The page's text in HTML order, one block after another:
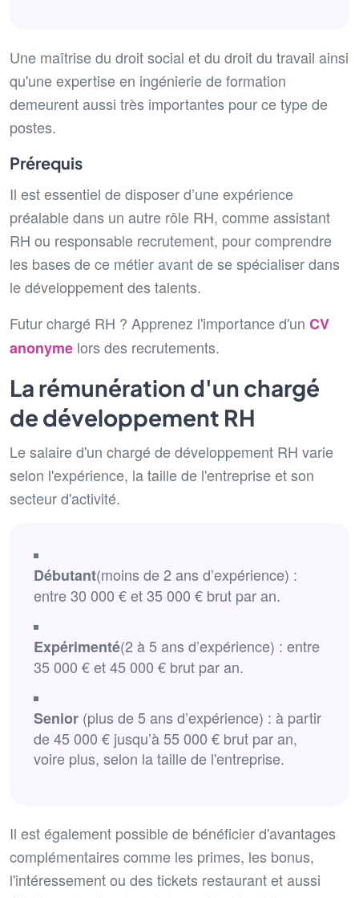
Une maîtrise du droit social et du droit du travail ainsi
qu'une expertise en ingénierie de formation
demeurent aussi très importantes pour ce type de
postes.
Prérequis
Il est essentiel de disposer d’une expérience
préalable dans un autre rôle RH, comme assistant
RH ou responsable recrutement, pour comprendre
les bases de ce métier avant de se spécialiser dans
le développement des talents.
Futur chargé RH ? Apprenez l'importance d'un CV
anonyme lors des recrutements.
La rémunération d'un chargé
de développement RH
Le salaire d'un chargé de développement RH varie
selon l'expérience, la taille de l'entreprise et son
secteur d'activité.
Débutant(moins de 2 ans d’expérience) :
entre 30 000 € et 35 000 € brut par an.
Expérimenté(2 à 5 ans d’expérience) : entre
35 000 € et 45 000 € brut par an.
Senior (plus de 5 ans d’expérience) : à partir
de 45 000 € jusqu’à 55 000 € brut par an,
voire plus, selon la taille de l'entreprise.
Il est également possible de bénéficier d'avantages
complémentaires comme les primes, les bonus,
l'intéressement ou des tickets restaurant et aussi